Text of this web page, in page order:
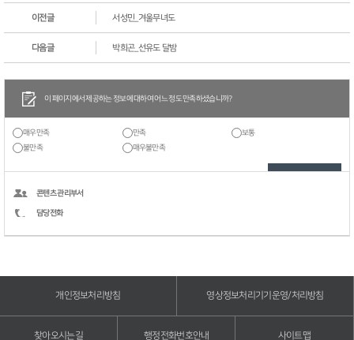
이전글 서성민_겨울무녀도
다음글 박희곤_선유도 달밤
이 페이지에서 제공하는 정보에 대하여 어느 정도 만족하셨습니까?
매우만족 만족
보통
불만족
매우불만족
콘텐츠 관리부서
담당전화
개인정보처리방침 영상정보처리기기운영/처리방침
찾아오시는길 행정전화번호안내 사이트맵